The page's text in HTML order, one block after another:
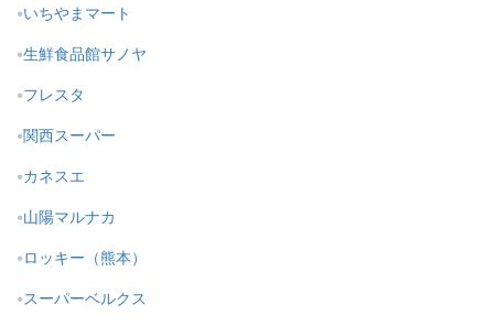
いちやまマート
生鮮食品館サノヤ
フレスタ
関西スーパー
カネスエ
山陽マルナカ
ロッキー（熊本）
スーパーベルクス